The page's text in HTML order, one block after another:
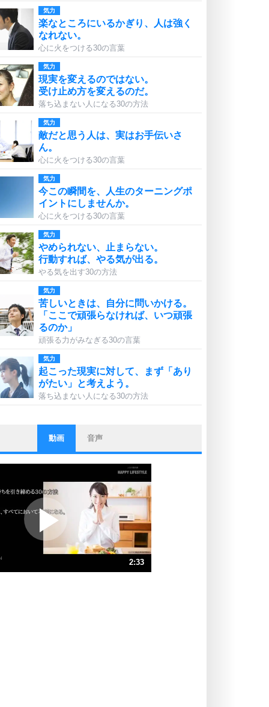
気力
楽なところにいるかぎり、人は強く
なれない。
心に火をつける30の言葉
気力
現実を変えるのではない。
受け止め方を変えるのだ。
落ち込まない人になる30の方法
気力
敵だと思う人は、実はお手伝いさ
ん。
心に火をつける30の言葉
気力
今この瞬間を、人生のターニングポ
イントにしませんか。
心に火をつける30の言葉
気力
やめられない、止まらない。
行動すれば、やる気が出る。
やる気を出す30の方法
気力
苦しいときは、自分に問いかける。
「ここで頑張らなければ、いつ頑張
るのか」
頑張る力がみなぎる30の言葉
気力
起こった現実に対して、まず「あり
がたい」と考えよう。
落ち込まない人になる30の方法
ストレス対策
他人と比べない。
いっそのこと、他人を見ない。
プラス思考
ポジティブになれない原因は、行動
しないから。
ポジティブ思考になる30の方法
ストレス対策
動画 音声
2:33